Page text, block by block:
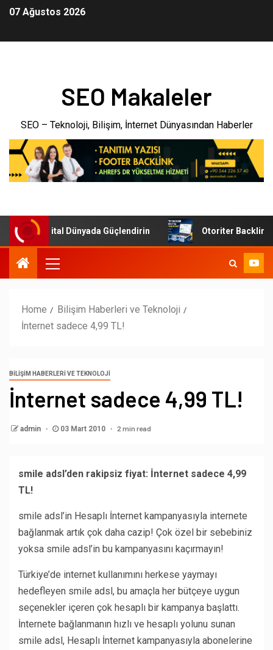
07 Ağustos 2026
SEO Makaleler
SEO – Teknoloji, Bilişim, İnternet Dünyasından Haberler
Dijital Dünyada Güçlendirin Otoriter Backlink ile
Home
Bilişim Haberleri ve Teknoloji
İnternet sadece 4,99 TL!
BILIŞIM HABERLERI VE TEKNOLOJI
İnternet sadece 4,99 TL!
admin 03 Mart 2010 2 min read
smile adsl’den rakipsiz fiyat: İnternet sadece 4,99
TL!
smile adsl’in Hesaplı İnternet kampanyasıyla internete
bağlanmak artık çok daha cazip! Çok özel bir sebebiniz
yoksa smile adsl’in bu kampanyasını kaçırmayın!
Türkiye’de internet kullanımını herkese yaymayı
hedefleyen smile adsl, bu amaçla her bütçeye uygun
seçenekler içeren çok hesaplı bir kampanya başlattı.
İnternete bağlanmanın hızlı ve hesaplı yolunu sunan
smile adsl, Hesaplı İnternet kampanyasıyla abonelerine